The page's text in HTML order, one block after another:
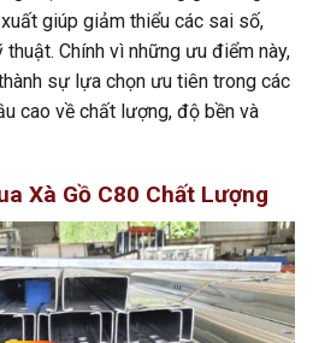
giúp giảm thiểu các sai số,
Chính vì những ưu điểm này,
sự lựa chọn ưu tiên trong các
cao về chất lượng, độ bền và
Xà Gồ C80 Chất Lượng